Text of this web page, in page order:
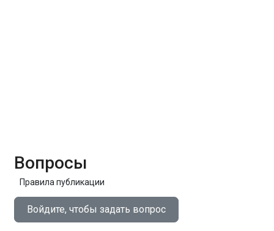
Вопросы
Правила публикации
Войдите, чтобы задать вопрос